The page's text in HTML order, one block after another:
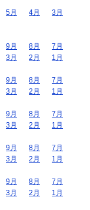
5月 4月
3月
9月 8月
7月
3月 2月
1月
9月 8月
7月
3月 2月
1月
9月 8月
7月
3月 2月
1月
9月 8月
7月
3月 2月
1月
9月 8月
7月
3月 2月
1月